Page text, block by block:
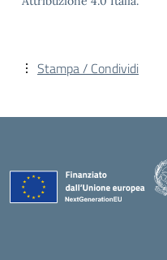
Stampa / Condividi